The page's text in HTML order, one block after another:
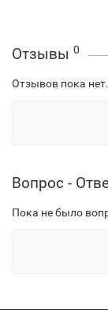
Отзывы 0
Отзывов пока нет.
Вопрос -
Пока не было